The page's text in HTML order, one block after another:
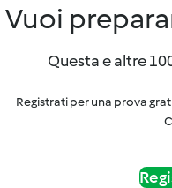
Vuoi
Questa e altre
Registrati per una prova